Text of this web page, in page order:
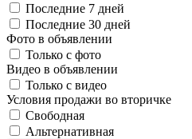
Последние 7 дней
Последние 30 дней
Фото в объявлении
Только с фото
Видео в объявлении
Только с видео
Условия продажи во вторичке
Свободная
Альтернативная